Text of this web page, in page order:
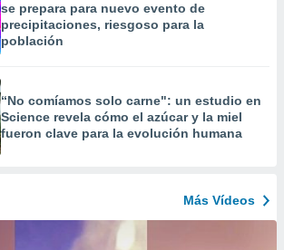
se prepara para nuevo evento de
precipitaciones, riesgoso para la
población
“No comíamos solo carne": un estudio en
Science revela cómo el azúcar y la miel
fueron clave para la evolución humana
Más Vídeos